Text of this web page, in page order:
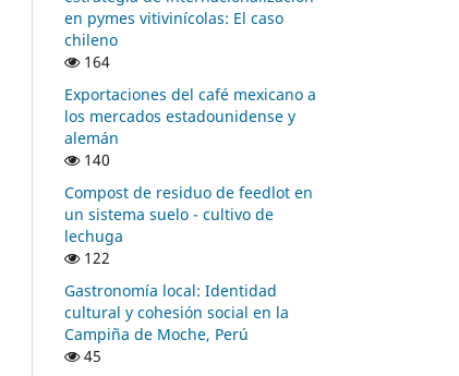
en pymes vitivinícolas: El caso
chileno
164
Exportaciones del café mexicano a
los mercados estadounidense y
alemán
140
Compost de residuo de feedlot en
un sistema suelo - cultivo de
lechuga
122
Gastronomía local: Identidad
cultural y cohesión social en la
Campiña de Moche, Perú
45